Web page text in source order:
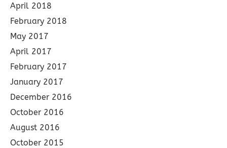
April 2018
February 2018
May 2017
April 2017
February 2017
January 2017
December 2016
October 2016
August 2016
October 2015